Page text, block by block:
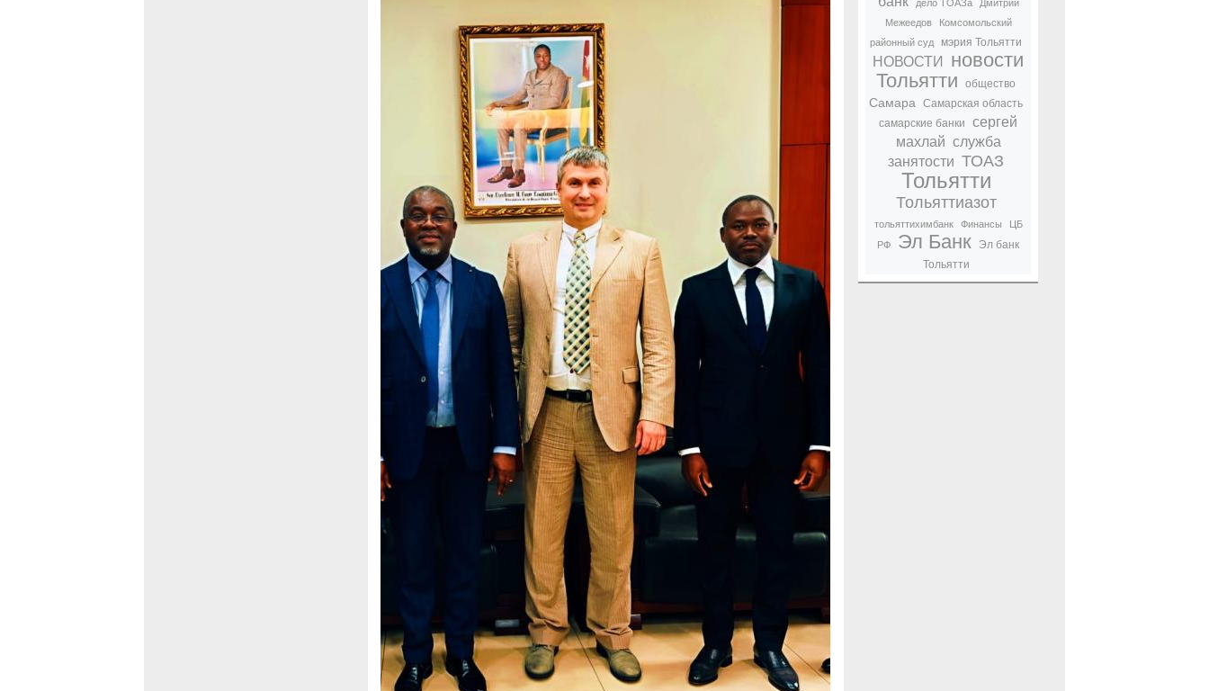
дело ТОАЗа
Дмитрий
Межеедов
Комсомольский
районный суд
мэрия Тольятти
НОВОСТИ
новости
Тольятти
общество
Самара
Самарская область
самарские банки
сергей
махлай служба
занятости ТОАЗ
Тольятти
Тольяттиазот
тольяттихимбанк Финансы
ЦБ
РФ
Эл Банк
Эл банк
Тольятти